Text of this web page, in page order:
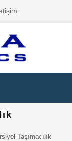
Taşımacılık